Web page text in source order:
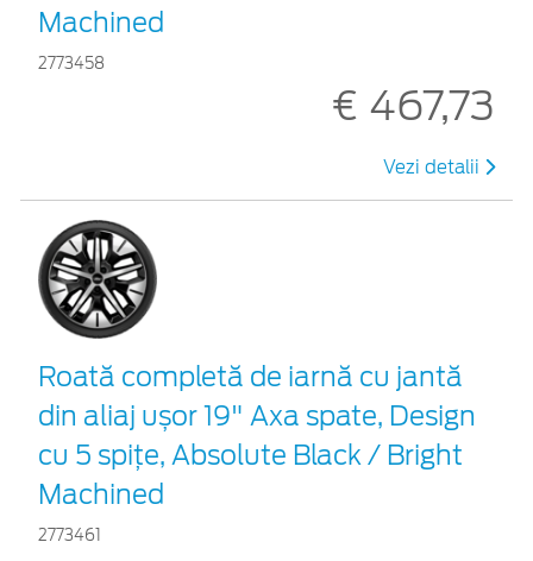
Machined
2773458
€ 467,73
Vezi detalii
Roată completă de iarnă cu jantă
din aliaj ușor 19" Axa spate, Design
cu 5 spițe, Absolute Black / Bright
Machined
2773461